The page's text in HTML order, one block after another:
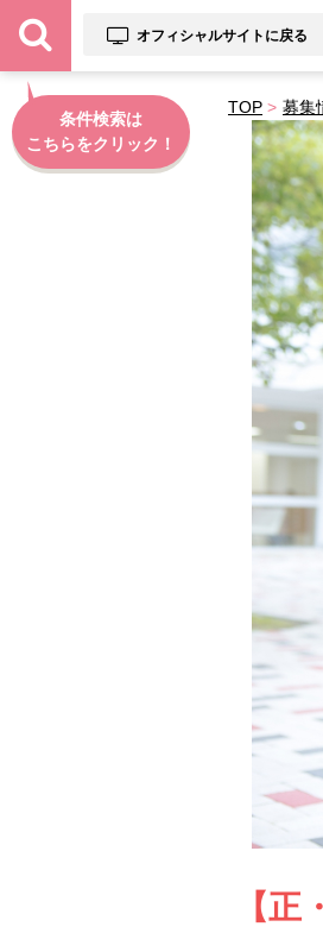
オフィシャルサイトに戻る
条件検索は
こちらをクリック！
TOP 募集
【